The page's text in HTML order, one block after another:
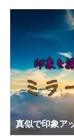
真似で印象ア